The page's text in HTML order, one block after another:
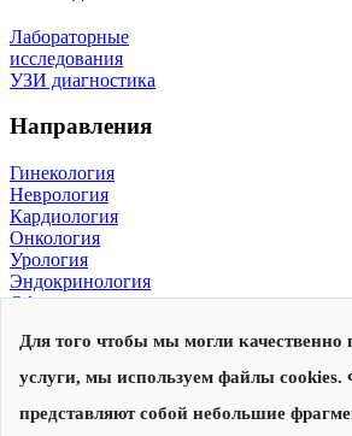
Лабораторные
исследования
УЗИ диагностика
Направления
Гинекология
Неврология
Кардиология
Онкология
Урология
Эндокринология
Офтальмология
© 2026, Центр современной медицины
персональных данных
Сделано в
Для того чтобы мы могли качественно
услуги, мы используем файлы
представляют собой небольшие